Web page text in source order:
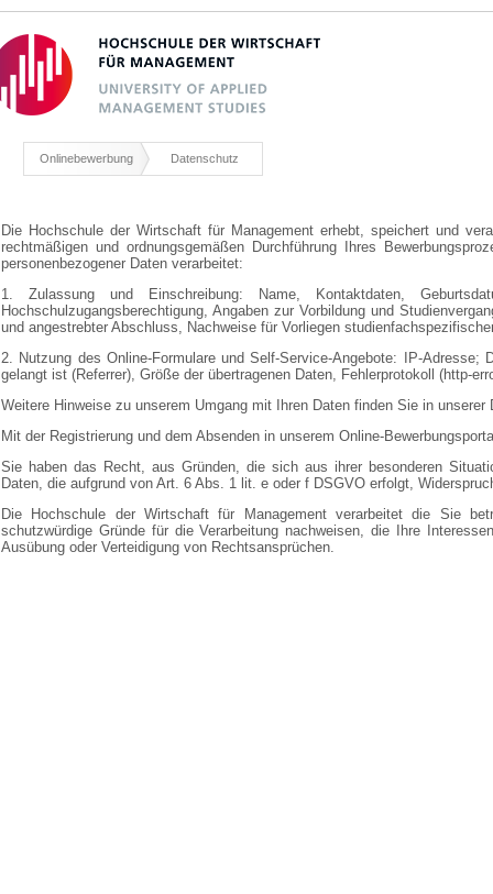
Onlinebewerbung Datenschutz
Die Hochschule der Wirtschaft für Management erhebt, speichert und
rechtmäßigen und ordnungsgemäßen Durchführung Ihres
personenbezogener Daten verarbeitet:
1. Zulassung und Einschreibung: Name, Kontaktdaten,
Hochschulzugangsberechtigung, Angaben zur Vorbildung und
und angestrebter Abschluss, Nachweise für Vorliegen
2. Nutzung des Online-Formulare und Self-Service-Angebote: IP-
gelangt ist (Referrer), Größe der übertragenen Daten, Fehlerprotokoll (http-
Weitere Hinweise zu unserem Umgang mit Ihren Daten finden Sie in
Mit der Registrierung und dem Absenden in unserem Online-
Sie haben das Recht, aus Gründen, die sich aus ihrer besonderen
Daten, die aufgrund von Art. 6 Abs. 1 lit. e oder f DSGVO erfolgt,
Die Hochschule der Wirtschaft für Management verarbeitet die Sie
schutzwürdige Gründe für die Verarbeitung nachweisen, die Ihre
Ausübung oder Verteidigung von Rechtsansprüchen.